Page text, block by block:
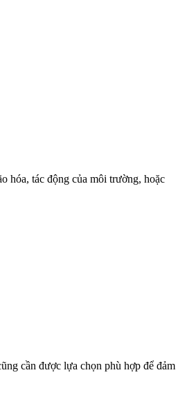
hóa, tác động của môi trường, hoặc
cần được lựa chọn phù hợp để đảm